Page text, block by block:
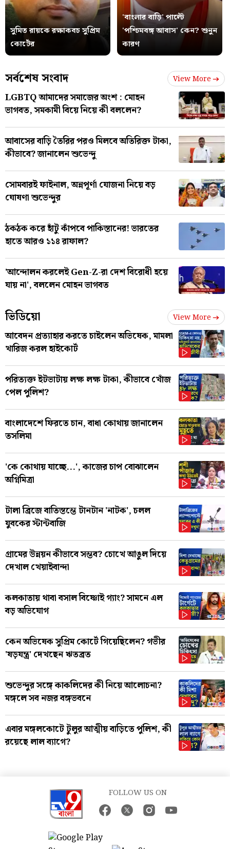
সুমিত রায়কে রক্ষাকবচ সুপ্রিম
কোর্টের
'বাংলার বাড়ি' পাল্টে
'পশ্চিমবঙ্গ আবাস' কেন? শুনুন
কারণ
সর্বশেষ সংবাদ View More
LGBTQ আমাদের সমাজের অংশ : মোহন
ভাগবত, সমকামী বিয়ে নিয়ে কী বললেন?
আবাসের বাড়ি তৈরির পরও মিলবে অতিরিক্ত টাকা,
কীভাবে? জানালেন শুভেন্দু
সোমবারই ফাইনাল, অন্নপূর্ণা যোজনা নিয়ে বড়
ঘোষণা শুভেন্দুর
ঠকঠক করে হাঁটু কাঁপবে পাকিস্তানের! ভারতের
হাতে আরও ১১৪ রাফাল?
'আন্দোলন করলেই Gen-Z-রা দেশ বিরোধী হয়ে
যায় না', বললেন মোহন ভাগবত
ভিডিয়ো View More
আবেদন প্রত্যাহার করতে চাইলেন অভিষেক, মামলা
খারিজ করল হাইকোর্ট
পরিত্যক্ত ইটভাটায় লক্ষ লক্ষ টাকা, কীভাবে খোঁজ
পেল পুলিশ?
বাংলাদেশে ফিরতে চান, বাধা কোথায় জানালেন
তসলিমা
'কে কোথায় যাচ্ছে...', কাজের চাপ বোঝালেন
অগ্নিমিত্রা
টালা ব্রিজে বাতিস্তম্ভে টানটান 'নাটক', চলল
যুবকের স্টান্টবাজি
গ্রামের উন্নয়ন কীভাবে সম্ভব? চোখে আঙুল দিয়ে
দেখাল খেয়াইবান্দা
কলকাতায় থাবা বসাল বিষ্ণোই গ্যাং? সামনে এল
বড় অভিযোগ
কেন অভিষেক সুপ্রিম কোর্টে গিয়েছিলেন? গভীর
'ষড়যন্ত্র' দেখছেন ঋতব্রত
শুভেন্দুর সঙ্গে কাকলিদের কী নিয়ে আলোচনা?
মঙ্গলে সব নজর বঙ্গভবনে
এবার মঙ্গলকোটে টুলুর আত্মীয় বাড়িতে পুলিশ, কী
রয়েছে লাল ব্যাগে?
FOLLOW US ON